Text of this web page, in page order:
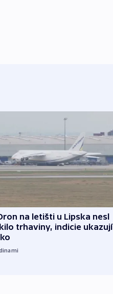
na letišti u Lipska nesl
trhaviny, indicie ukazují